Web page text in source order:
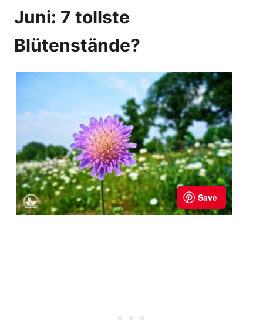
Juni: 7 tollste
Blütenstände?